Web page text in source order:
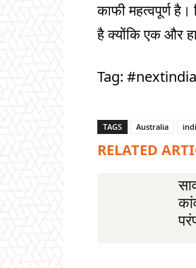
काफी महत्वपूर्ण
है क्योंकि एक और
Tag:
TAGS Australia
RELATED